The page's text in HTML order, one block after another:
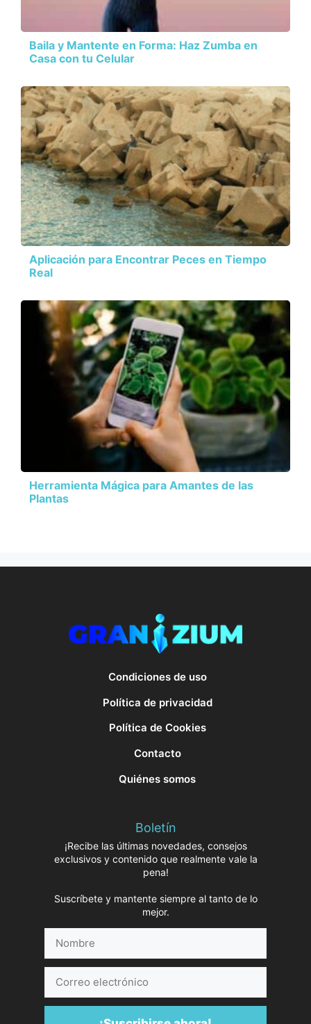
Baila y Mantente en Forma: Haz Zumba en
Casa con tu Celular
Aplicación para Encontrar Peces en Tiempo
Real
Herramienta Mágica para Amantes de las
Plantas
Condiciones de uso
Política de privacidad
Política de Cookies
Contacto
Quiénes somos
Boletín
¡Recibe las últimas novedades, consejos
exclusivos y contenido que realmente vale la
pena!
Suscríbete y mantente siempre al tanto de lo
mejor.
electrónico